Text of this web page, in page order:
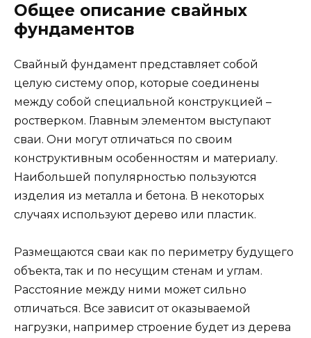
Общее описание свайных
фундаментов
Свайный фундамент представляет собой
целую систему опор, которые соединены
между собой специальной конструкцией –
ростверком. Главным элементом выступают
сваи. Они могут отличаться по своим
конструктивным особенностям и материалу.
Наибольшей популярностью пользуются
изделия из металла и бетона. В некоторых
случаях используют дерево или пластик.
Размещаются сваи как по периметру будущего
объекта, так и по несущим стенам и углам.
Расстояние между ними может сильно
отличаться. Все зависит от оказываемой
нагрузки, например строение будет из дерева